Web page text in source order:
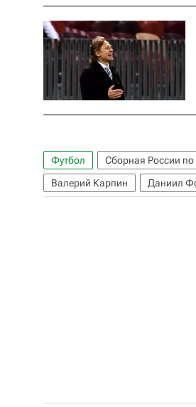
Футбол Сборная России по
Валерий Карпин
Даниил